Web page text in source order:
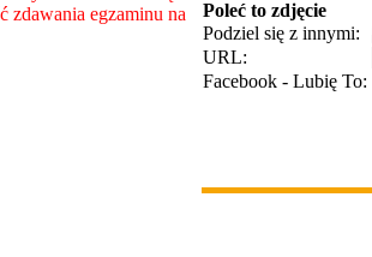
egzaminu na
Poleć to zdjęcie
Podziel się z innymi:
URL:
Facebook - Lubię To: